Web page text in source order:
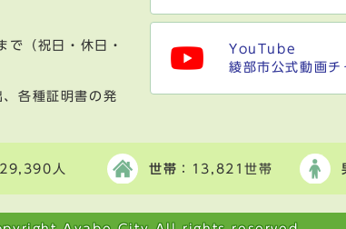
（祝日・休日・
各種証明書の発
YouTube
綾部市公式動画チ
29,390人 世帯 ：13,821世帯